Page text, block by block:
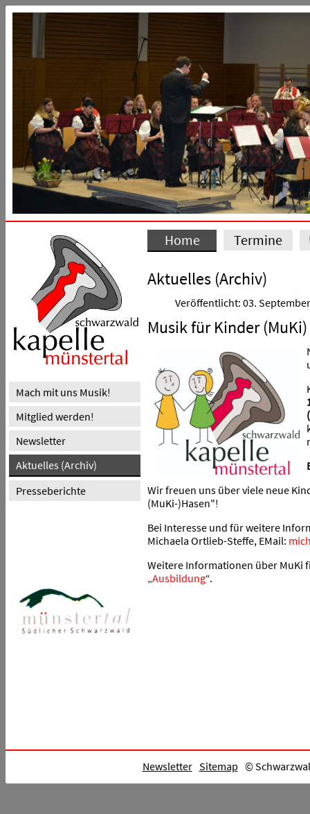
Mach mit uns Musik!
Mitglied werden!
Newsletter
Aktuelles (Archiv)
Presseberichte
Home Termine
Aktuelles (Archiv)
Veröffentlicht: 03.
Musik für Kinder
Wir freuen uns über viele neue
(MuKi-)Hasen"!
Bei Interesse und für weitere
Michaela Ortlieb-Steffe, EMail:
Weitere Informationen über MuKi
„Ausbildung“.
Newsletter Sitemap ©